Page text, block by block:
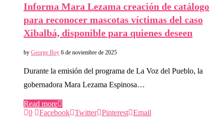
Informa Mara Lezama creación de catálogo
para reconocer mascotas víctimas del caso
Xibalbá, disponible para quienes deseen
by George Boy 6 de noviembre de 2025
Durante la emisión del programa de La Voz del Pueblo, la
gobernadora Mara Lezama Espinosa…
Read more
0
Facebook Twitter Pinterest Email